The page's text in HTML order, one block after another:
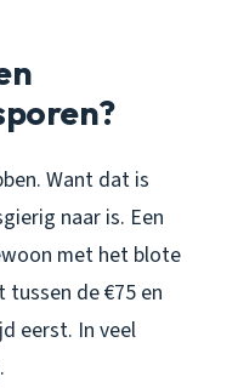
Want dat is
naar is. Een
met het blote
de €75 en
eerst. In veel